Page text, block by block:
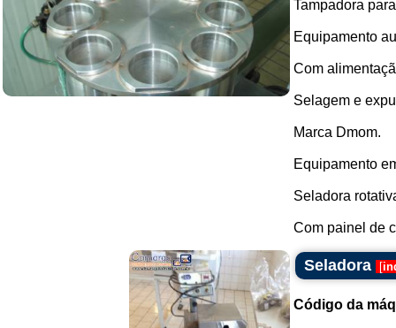
Tampadora
Equipamento
Com
Selagem e
Marca Dmom.
Equipamento
Seladora
Com painel de
Seladora [
Código da